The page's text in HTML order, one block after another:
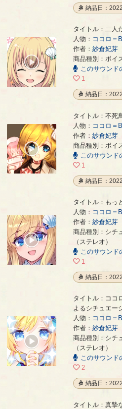
納品日：
二人だけの夜が広がる空に - 紗倉妃
タイトル：二人
人物： ココロ＝
作者： 紗倉妃芽
商品種別：ボイ
このサウンド
1
納品日：
不死鳥のごとく！ - 紗倉妃芽
タイトル：不死
人物： ココロ＝
作者： 紗倉妃芽
商品種別：ボイ
このサウンド
1
納品日：
もっとかがやきたいかなって。 - 紗
01:06
タイトル：もっ
人物： ココロ＝
作者： 紗倉妃芽
商品種別：シチ
（ステレオ）
このサウンド
1
納品日：
ココロ＝Bliss＝Solitudeの紗倉妃芽
タイトル：ココ
よるシチュエー
人物： ココロ＝
作者： 紗倉妃芽
商品種別：シチ
（ステレオ）
このサウンド
2
納品日：
タイトル：真摯